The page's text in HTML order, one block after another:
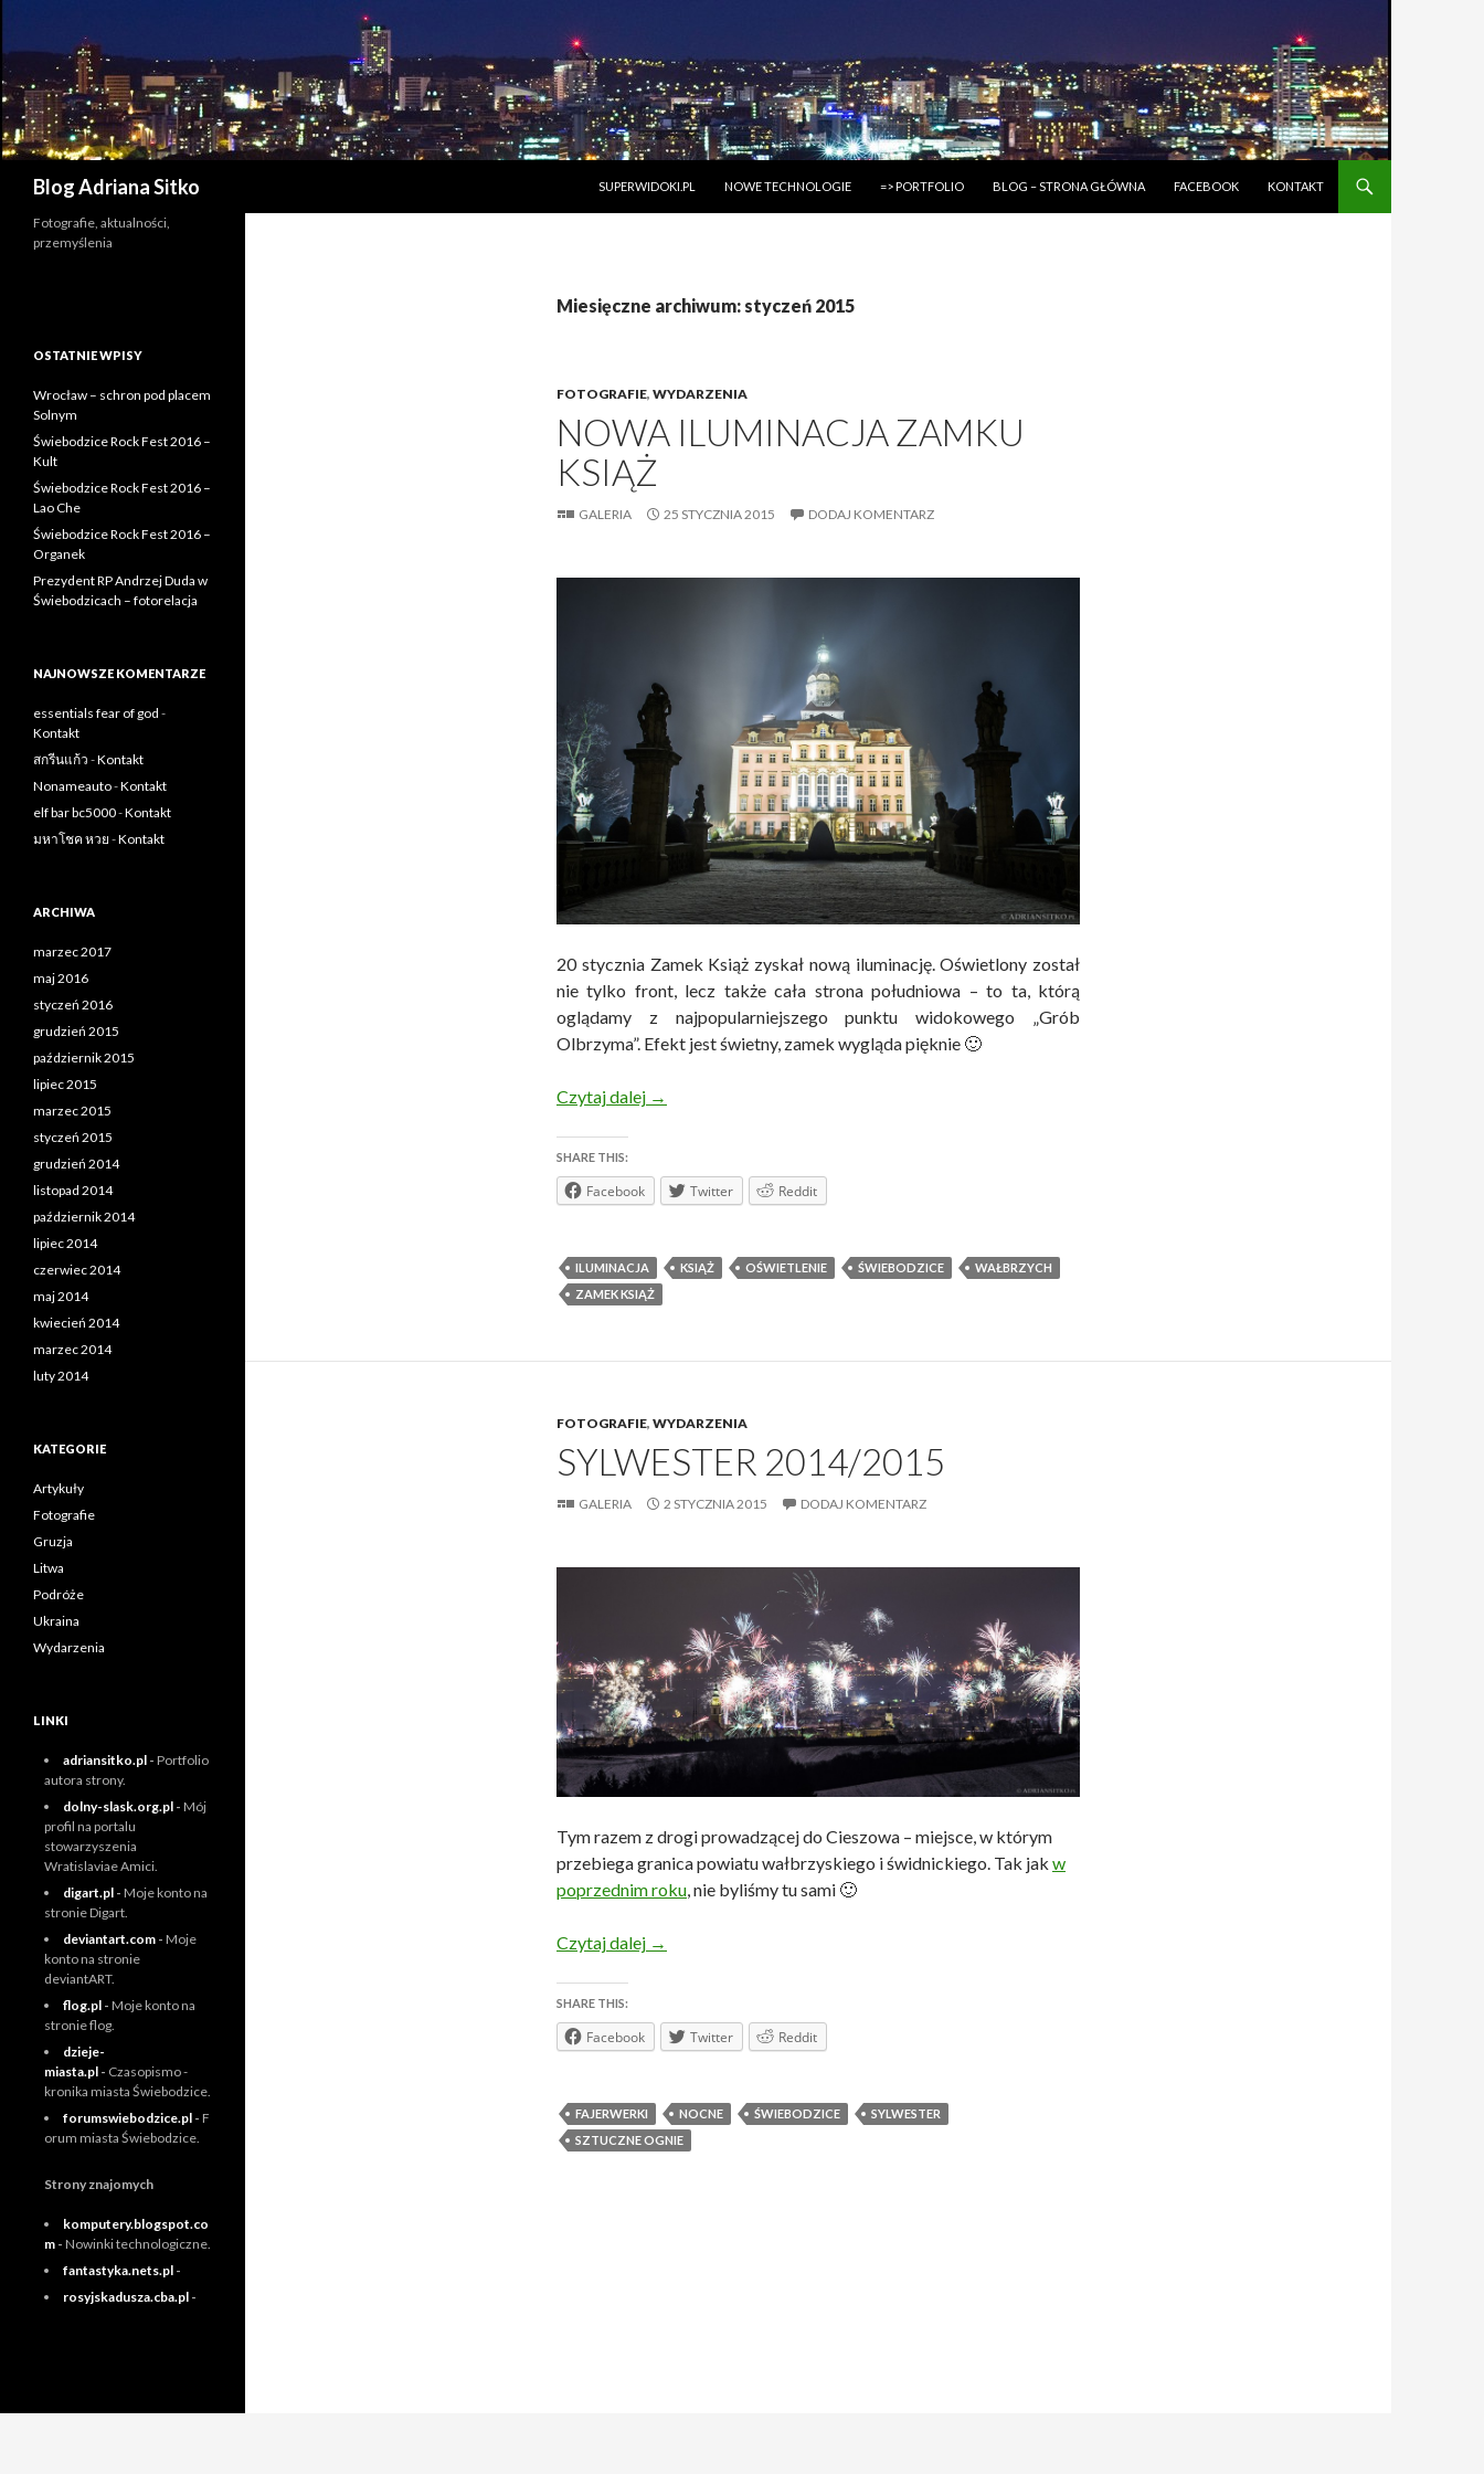
Blog Adriana Sitko
SUPERWIDOKI.PL
NOWE TECHNOLOGIE => PORTFOLIO BLOG – STRONA GŁÓWNA FACEBOOK KONTAKT
Miesięczne archiwum: styczeń 2015
FOTOGRAFIE, WYDARZENIA
NOWA ILUMINACJA ZAMKU
KSIĄŻ
GALERIA 25 STYCZNIA 2015 DODAJ KOMENTARZ
20 stycznia Zamek Książ zyskał nową iluminację. Oświetlony został
nie tylko front, lecz także cała strona południowa – to ta, którą
oglądamy z najpopularniejszego punktu widokowego „Grób
Olbrzyma”. Efekt jest świetny, zamek wygląda pięknie 🙂
Czytaj dalej Nowa iluminacja Zamku Książ
→
SHARE THIS:
Facebook Twitter Reddit
ILUMINACJA KSIĄŻ OŚWIETLENIE ŚWIEBODZICE
WAŁBRZYCH
ZAMEK KSIĄŻ
FOTOGRAFIE, WYDARZENIA
SYLWESTER 2014/2015
GALERIA 2 STYCZNIA 2015 DODAJ KOMENTARZ
Tym razem z drogi prowadzącej do Cieszowa – miejsce, w którym
przebiega granica powiatu wałbrzyskiego i świdnickiego. Tak jak w
poprzednim roku , nie byliśmy tu sami 🙂
Czytaj dalej Sylwester 2014/2015
→
SHARE THIS:
Facebook Twitter Reddit
FAJERWERKI NOCNE ŚWIEBODZICE
SYLWESTER
SZTUCZNE OGNIE
Fotografie, aktualności,
przemyślenia
OSTATNIE WPISY
Wrocław – schron pod placem
Solnym
Świebodzice Rock Fest 2016 –
Kult
Świebodzice Rock Fest 2016 –
Lao Che
Świebodzice Rock Fest 2016 –
Organek
Prezydent RP Andrzej Duda w
Świebodzicach – fotorelacja
NAJNOWSZE KOMENTARZE
essentials fear of god -
Kontakt
สกรีนแก้ว -Kontakt
Nonameauto-Kontakt
elf bar bc5000-Kontakt
มหาโชค หวย -Kontakt
ARCHIWA
marzec 2017
maj 2016
styczeń 2016
grudzień 2015
październik 2015
lipiec 2015
marzec 2015
styczeń 2015
grudzień 2014
listopad 2014
październik 2014
lipiec 2014
czerwiec 2014
maj 2014
kwiecień 2014
marzec 2014
luty 2014
KATEGORIE
Artykuły
Fotografie
Gruzja
Litwa
Podróże
Ukraina
Wydarzenia
LINKI
adriansitko.pl - Portfolio
autora strony.
dolny-slask.org.pl - Mój
profil na portalu
stowarzyszenia
Wratislaviae Amici.
digart.pl - Moje konto na
stronie Digart.
deviantart.com - Moje
konto na stronie
deviantART.
flog.pl - Moje konto na
stronie flog.
dzieje-
miasta.pl - Czasopismo -
kronika miasta Świebodzice.
forumswiebodzice.pl - F
orum miasta Świebodzice.
Strony znajomych
komputery.blogspot.co
m - Nowinki technologiczne.
fantastyka.nets.pl -
rosyjskadusza.cba.pl -